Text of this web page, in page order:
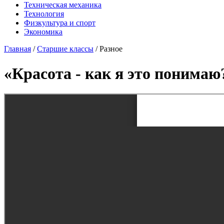
Техническая механика
Технология
Физкультура и спорт
Экономика
Главная /Старшие классы /Разное
«Красота - как я это